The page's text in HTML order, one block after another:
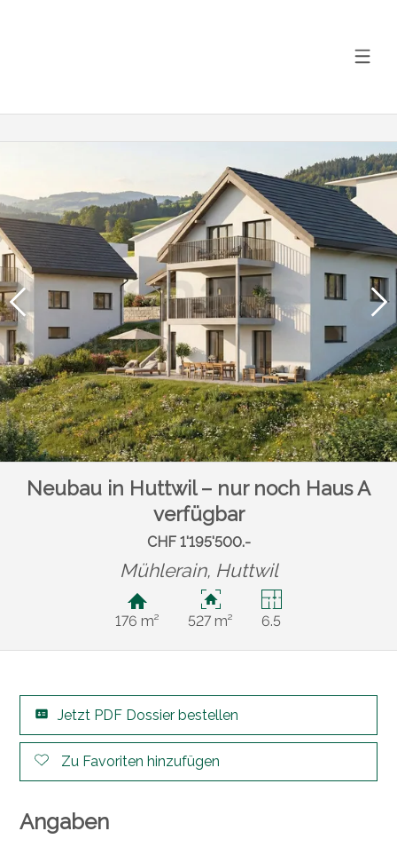
Neubau in Huttwil – nur noch Haus A
verfügbar
CHF 1'195'500.-
Mühlerain, Huttwil
176 m² 527 m² 6.5
Jetzt PDF Dossier bestellen
Zu Favoriten hinzufügen
Angaben